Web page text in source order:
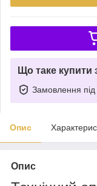
Що таке купити
Замовлення під
Опис
Опис